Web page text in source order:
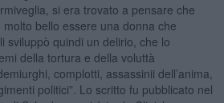
si era trovato a pensare che
bello essere una donna che
sviluppò quindi un delirio, che lo
della tortura e della voluttà
complotti, assassinii dell’anima,
politici”. Lo scritto fu pubblicato nel